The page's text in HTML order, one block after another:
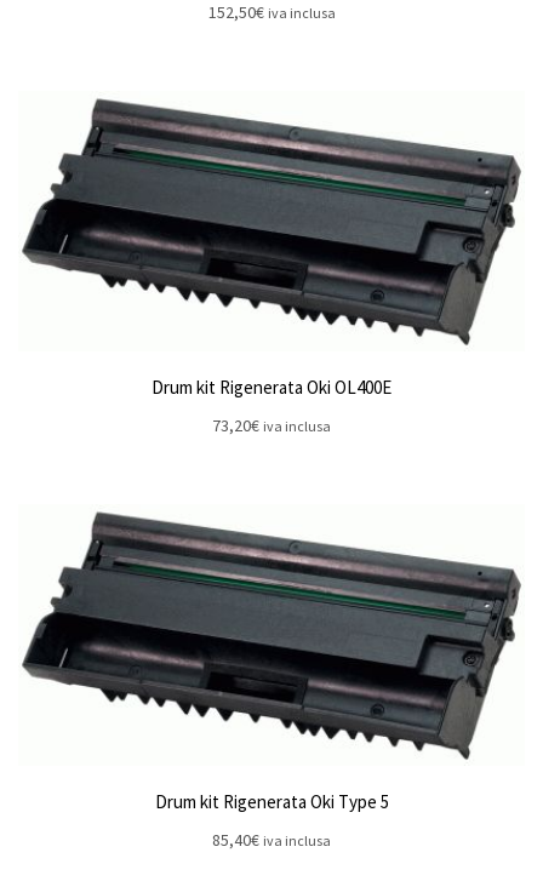
152,50€ iva inclusa
Drum kit Rigenerata Oki OL400E
73,20€ iva inclusa
Drum kit Rigenerata Oki Type 5
85,40€ iva inclusa